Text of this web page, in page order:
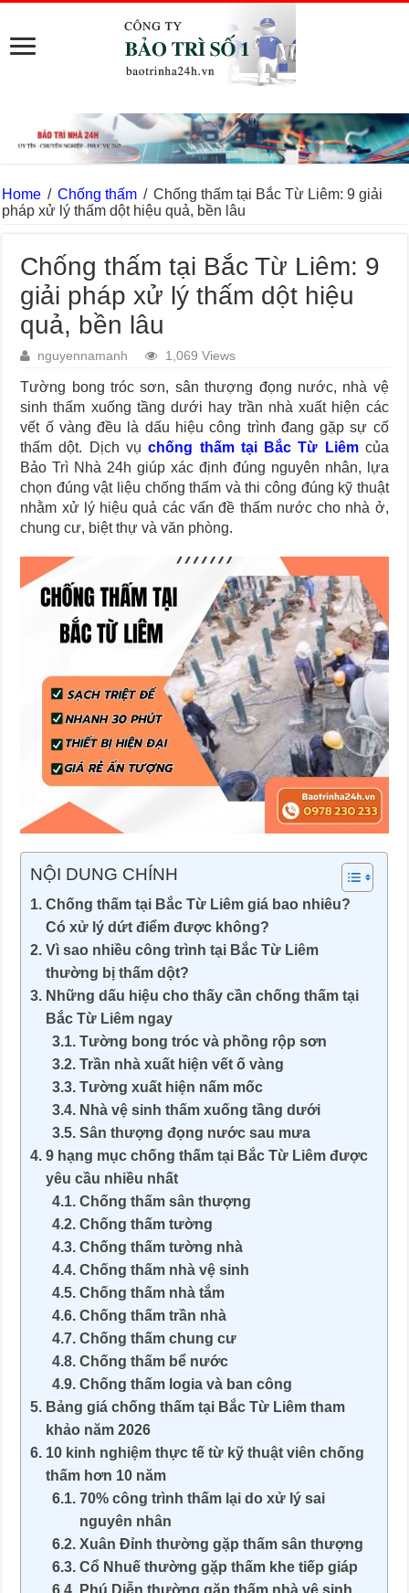
Home / Chống thấm / Chống thấm tại Bắc Từ Liêm: 9 giải
pháp xử lý thấm dột hiệu quả, bền lâu
Chống thấm tại Bắc Từ Liêm: 9
giải pháp xử lý thấm dột hiệu
quả, bền lâu
nguyennamanh 1,069 Views
Tường bong tróc sơn, sân thượng đọng nước, nhà vệ
sinh thấm xuống tầng dưới hay trần nhà xuất hiện các
vết ố vàng đều là dấu hiệu công trình đang gặp sự cố
thấm dột. Dịch vụchống thấm tại Bắc Từ Liêmcủa
Bảo Trì Nhà 24h giúp xác định đúng nguyên nhân, lựa
chọn đúng vật liệu chống thấm và thi công đúng kỹ thuật
nhằm xử lý hiệu quả các vấn đề thấm nước cho nhà ở,
chung cư, biệt thự và văn phòng.
NỘI DUNG CHÍNH
Chống thấm tại Bắc Từ Liêm giá bao nhiêu?
Có xử lý dứt điểm được không?
Vì sao nhiều công trình tại Bắc Từ Liêm
thường bị thấm dột?
Những dấu hiệu cho thấy cần chống thấm tại
Bắc Từ Liêm ngay
Tường bong tróc và phồng rộp sơn
Trần nhà xuất hiện vết ố vàng
Tường xuất hiện nấm mốc
Nhà vệ sinh thấm xuống tầng dưới
Sân thượng đọng nước sau mưa
9 hạng mục chống thấm tại Bắc Từ Liêm được
yêu cầu nhiều nhất
Chống thấm sân thượng
Chống thấm tường
Chống thấm tường nhà
Chống thấm nhà vệ sinh
Chống thấm nhà tắm
Chống thấm trần nhà
Chống thấm chung cư
Chống thấm bể nước
Chống thấm logia và ban công
Bảng giá chống thấm tại Bắc Từ Liêm tham
khảo năm 2026
10 kinh nghiệm thực tế từ kỹ thuật viên chống
thấm hơn 10 năm
70% công trình thấm lại do xử lý sai
nguyên nhân
Xuân Đỉnh thường gặp thấm sân thượng
Cổ Nhuế thường gặp thấm khe tiếp giáp
Phú Diễn thường gặp thấm nhà vệ sinh